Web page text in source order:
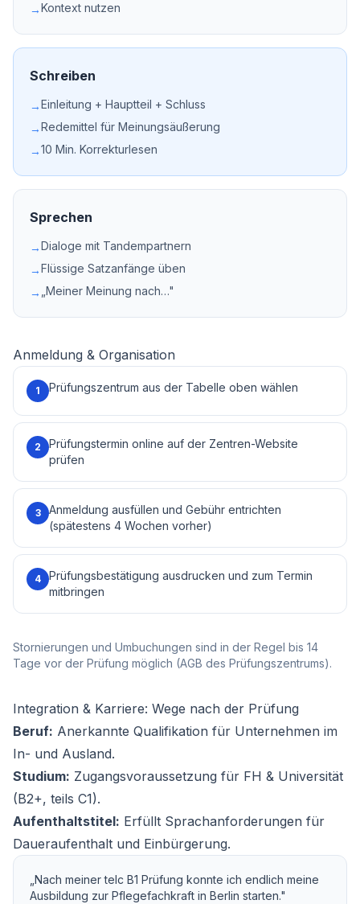
→Kontext nutzen
Schreiben
→Einleitung + Hauptteil + Schluss
→Redemittel für Meinungsäußerung
→10 Min. Korrekturlesen
Sprechen
→Dialoge mit Tandempartnern
→Flüssige Satzanfänge üben
→ „Meiner Meinung nach…"
Anmeldung & Organisation
1 Prüfungszentrum aus der Tabelle oben wählen
2
Prüfungstermin online auf der Zentren-Website
prüfen
3
Anmeldung ausfüllen und Gebühr entrichten
(spätestens 4 Wochen vorher)
4
Prüfungsbestätigung ausdrucken und zum Termin
mitbringen
Stornierungen und Umbuchungen sind in der Regel bis 14
Tage vor der Prüfung möglich (AGB des Prüfungszentrums).
Integration & Karriere: Wege nach der Prüfung
Beruf: Anerkannte Qualifikation für Unternehmen im
In- und Ausland.
Studium: Zugangsvoraussetzung für FH & Universität
(B2+, teils C1).
Aufenthaltstitel: Erfüllt Sprachanforderungen für
Daueraufenthalt und Einbürgerung.
„Nach meiner telc B1 Prüfung konnte ich endlich meine
Ausbildung zur Pflegefachkraft in Berlin starten."